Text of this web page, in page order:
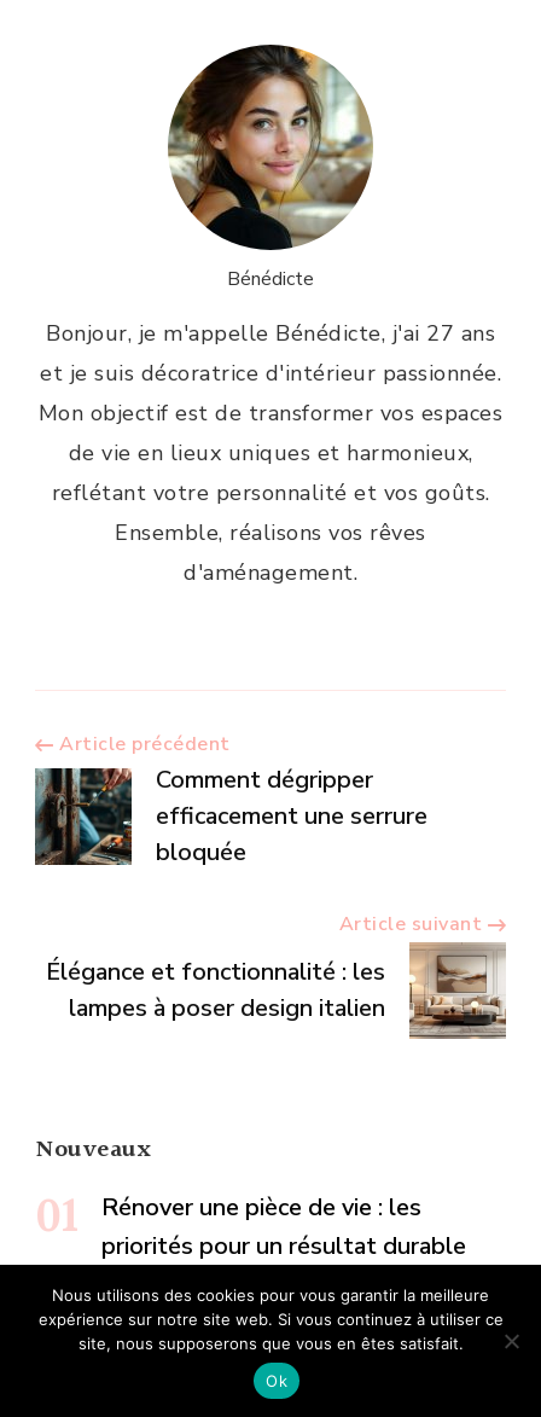
Bénédicte
Bonjour, je m'appelle Bénédicte, j'ai 27 ans
et je suis décoratrice d'intérieur passionnée.
Mon objectif est de transformer vos espaces
de vie en lieux uniques et harmonieux,
reflétant votre personnalité et vos goûts.
Ensemble, réalisons vos rêves
d'aménagement.
Navigation
d’article
Article précédent
Comment dégripper
efficacement une serrure
bloquée
Article suivant
Élégance et fonctionnalité : les
lampes à poser design italien
Nouveaux
Rénover une pièce de vie : les
priorités pour un résultat durable
Rénover un mur intérieur abîmé :
étapes et finitions durables
Nous utilisons des cookies pour vous garantir la meilleure
expérience sur notre site web. Si vous continuez à utiliser ce
site, nous supposerons que vous en êtes satisfait.
Ok